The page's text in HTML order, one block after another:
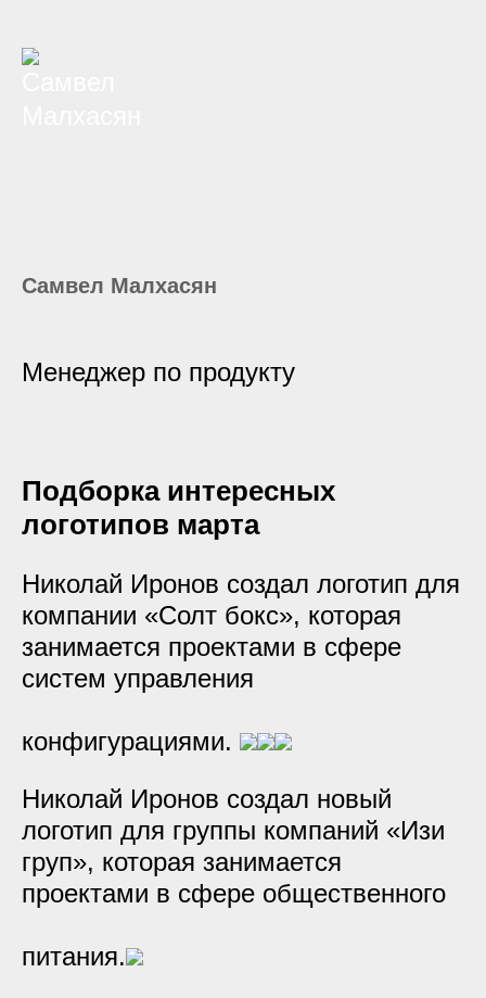
Самвел Малхасян
Менеджер по продукту
Подборка интересных
логотипов марта
Николай Иронов создал логотип для
компании «Солт бокс», которая
занимается проектами в сфере
систем управления
конфигурациями.
Николай Иронов создал новый
логотип для группы компаний «Изи
груп», которая занимается
проектами в сфере общественного
питания.